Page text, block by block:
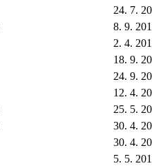
24. 7.
8. 9.
2. 4.
18. 9.
24. 9.
12. 4.
25. 5.
30. 4.
30. 4.
5. 5.